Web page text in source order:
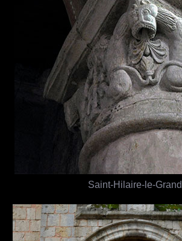
Saint-Hilaire-le-Grand